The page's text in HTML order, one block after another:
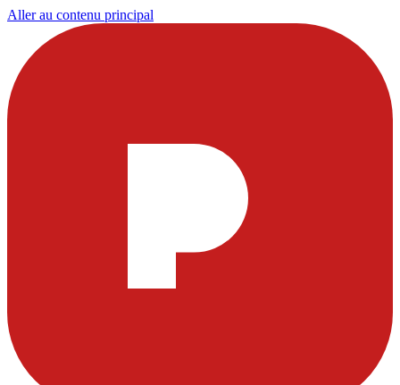
Aller au contenu principal